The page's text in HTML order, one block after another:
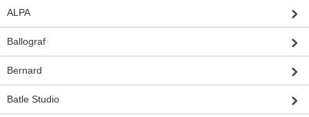
ALPA
Ballograf
Bernard
Batle Studio